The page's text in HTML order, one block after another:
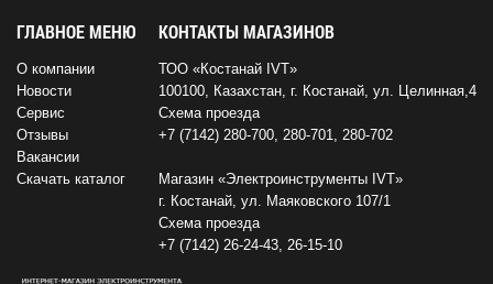
ГЛАВНОЕ МЕНЮ
О компании
Новости
Сервис
Отзывы
Вакансии
Скачать каталог
КОНТАКТЫ МАГАЗИНОВ
ТОО «Костанай IVT»
100100, Казахстан, г. Костанай, ул. Целинная,4
Схема проезда
+7 (7142) 280-700, 280-701, 280-702
Магазин «Электроинструменты IVT»
г. Костанай, ул. Маяковского 107/1
Схема проезда
+7 (7142) 26-24-43, 26-15-10